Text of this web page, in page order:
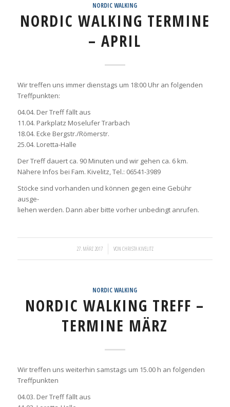
NORDIC WALKING
NORDIC WALKING TERMINE
– APRIL
Wir treffen uns immer dienstags um 18:00 Uhr an folgenden
Treffpunkten:
04.04. Der Treff fällt aus
11.04. Parkplatz Moselufer Trarbach
18.04. Ecke Bergstr./Römerstr.
25.04. Loretta-Halle
Der Treff dauert ca. 90 Minuten und wir gehen ca. 6 km.
Nähere Infos bei Fam. Kivelitz, Tel.: 06541-3989
Stöcke sind vorhanden und können gegen eine Gebühr
ausge-
liehen werden. Dann aber bitte vorher unbedingt anrufen.
27. MÄRZ 2017 VON CHRISTA KIVELITZ
NORDIC WALKING
NORDIC WALKING TREFF –
TERMINE MÄRZ
Wir treffen uns weiterhin samstags um 15.00 h an folgenden
Treffpunkten
04.03. Der Treff fällt aus